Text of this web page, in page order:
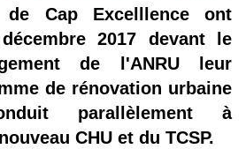
de Cap Excelllence ont
2017 devant le
de l'ANRU leur
de rénovation urbaine
parallèlement à
CHU et du TCSP.